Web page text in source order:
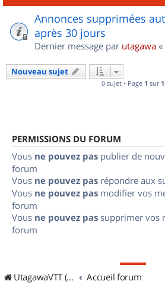
Annonces supprimées
après 30 jours
Dernier message par utagawa «
Nouveau sujet
0 sujet • Page 1 sur 1
PERMISSIONS DU FORUM
Vous ne pouvez pas publier de
forum
Vous ne pouvez pas répondre aux
Vous ne pouvez pas modifier vos
forum
Vous ne pouvez pas supprimer vos
forum
UtagawaVTT (Randos VTT et VTTAE avec traces GPS) Accueil forum